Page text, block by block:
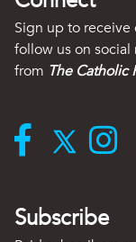
Sign up to receive
follow us on
from The Catholic
Subscribe